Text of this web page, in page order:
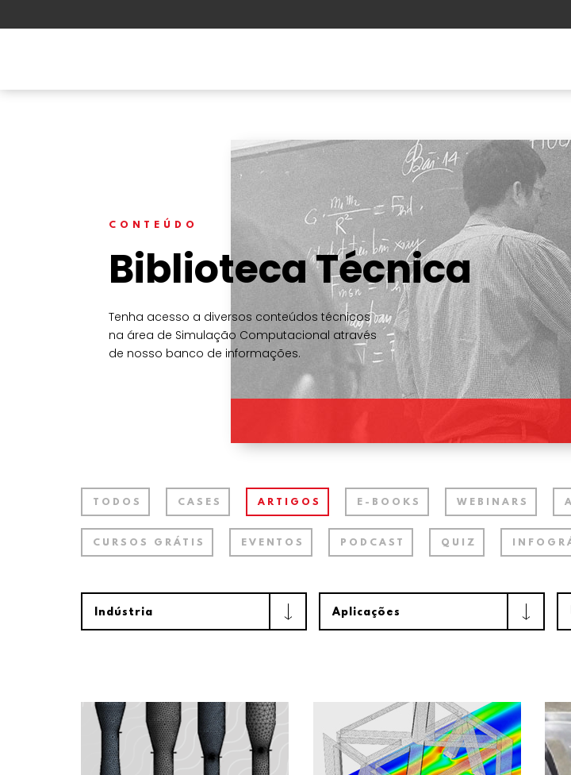
CONTEÚDO
Biblioteca Técnica
Tenha acesso a diversos conteúdos técnicos
na área de Simulação Computacional através
de nosso banco de informações.
TODOS CASES ARTIGOS E-BOOKS WEBINARS
CURSOS GRÁTIS EVENTOS PODCAST QUIZ
Indústria Aplicações